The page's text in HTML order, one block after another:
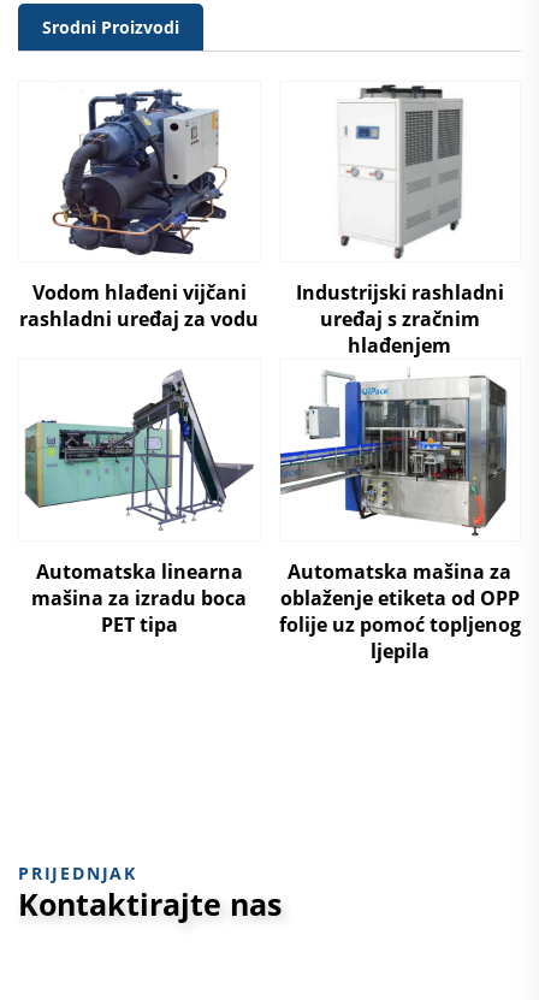
Srodni Proizvodi
Vodom hlađeni vijčani
rashladni uređaj za vodu
Industrijski rashladni
uređaj s zračnim
hlađenjem
Automatska linearna
mašina za izradu boca
PET tipa
Automatska mašina za
oblaženje etiketa od OPP
folije uz pomoć topljenog
ljepila
PRIJEDNJAK
Kontaktirajte nas